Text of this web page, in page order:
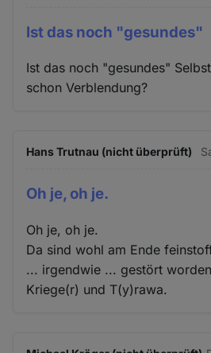
Ist das noch "gesundes"
Ist das noch "gesundes"
schon Verblendung?
Hans Trutnau (nicht überprüft)
Oh je, oh je.
Oh je, oh je.
Da sind wohl am Ende
... irgendwie ... gestört
Kriege(r) und T(y)rawa.